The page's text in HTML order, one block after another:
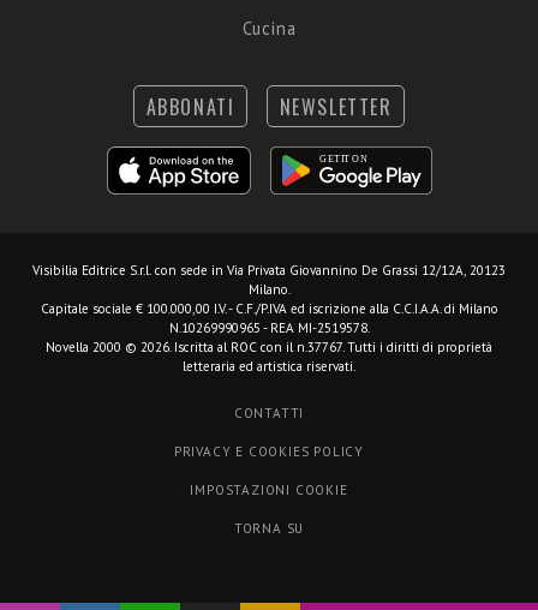
Cucina
ABBONATI NEWSLETTER
Visibilia Editrice S.r.l. con sede in Via Privata Giovannino De Grassi 12/12A, 20123
Milano.
Capitale sociale € 100.000,00 I.V. - C.F./P.IVA ed iscrizione alla C.C.I.A.A. di Milano
N.10269990965 - REA MI-2519578.
Novella 2000 © 2026. Iscritta al ROC con il n.37767. Tutti i diritti di proprietà
letteraria ed artistica riservati.
CONTATTI
PRIVACY E COOKIES POLICY
IMPOSTAZIONI COOKIE
TORNA SU